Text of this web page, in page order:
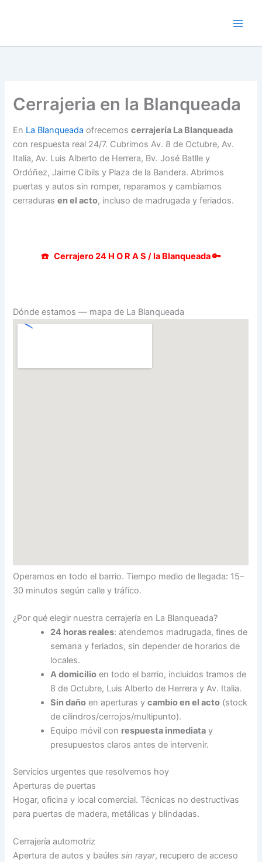
Cerrajeria en la Blanqueada
En La Blanqueada ofrecemoscerrajería La Blanqueada
con respuesta real 24/7. Cubrimos Av. 8 de Octubre, Av.
Italia, Av. Luis Alberto de Herrera, Bv. José Batlle y
Ordóñez, Jaime Cibils y Plaza de la Bandera. Abrimos
puertas y autos sin romper, reparamos y cambiamos
cerradurasen el acto, incluso de madrugada y feriados.
☎️ Cerrajero 24 H O R A S / la Blanqueada 🔑
Dónde estamos — mapa de La Blanqueada
Operamos en todo el barrio. Tiempo medio de llegada: 15–
30 minutos según calle y tráfico.
¿Por qué elegir nuestra cerrajería en La Blanqueada?
24 horas reales: atendemos madrugada, fines de
semana y feriados, sin depender de horarios de
locales.
A domicilio en todo el barrio, incluidos tramos de
8 de Octubre, Luis Alberto de Herrera y Av. Italia.
Sin daño en aperturas ycambio en el acto (stock
de cilindros/cerrojos/multipunto).
Equipo móvil con respuesta inmediata y
presupuestos claros antes de intervenir.
Servicios urgentes que resolvemos hoy
Aperturas de puertas
Hogar, oficina y local comercial. Técnicas no destructivas
para puertas de madera, metálicas y blindadas.
Cerrajería automotriz
Apertura de autos y baúlessin rayar, recupero de acceso